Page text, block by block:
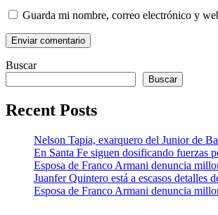
Guarda mi nombre, correo electrónico y
Buscar
Buscar
Recent Posts
Nelson Tapia, exarquero del Junior de
En Santa Fe siguen dosificando fuerzas
Esposa de Franco Armani denuncia
Juanfer Quintero está a escasos detalles
Esposa de Franco Armani denuncia